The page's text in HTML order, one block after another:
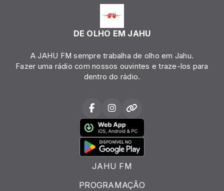
DE OLHO EM JAHU
A JAHU FM sempre trabalha de olho em Jahu.
Fazer uma rádio com nossos ouvintes e traze-los para
dentro do rádio.
JAHU FM
PROGRAMAÇÃO